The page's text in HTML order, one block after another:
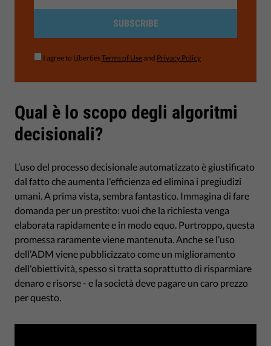
SUBSCRIBE
I agree to LibertiesTerms of Useand Privacy Policy
Qual è lo scopo degli algoritmi
decisionali?
L’uso del processo decisionale automatizzato è giustificato
dal fatto che aumenta l'efficienza ed elimina i pregiudizi
umani. A prima vista, sembra fantastico. Immagina di fare
domanda per un prestito: vuoi che la richiesta venga
elaborata rapidamente e in modo equo. Purtroppo, questa
promessa raramente viene mantenuta. Anche se l’uso
dell’ADM viene pubblicizzato come un miglioramento
dell'obiettività, spesso si tratta soprattutto di risparmiare
denaro e risorse - e la società deve pagare un caro prezzo
per questo.